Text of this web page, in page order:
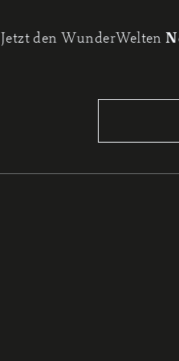
Jetzt den WunderWelten